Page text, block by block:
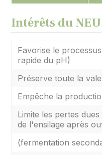
Intérêts du
Favorise le
rapide du pH)
Préserve toute la
Empêche la
Limite les pertes
de l'ensilage après
(fermentation